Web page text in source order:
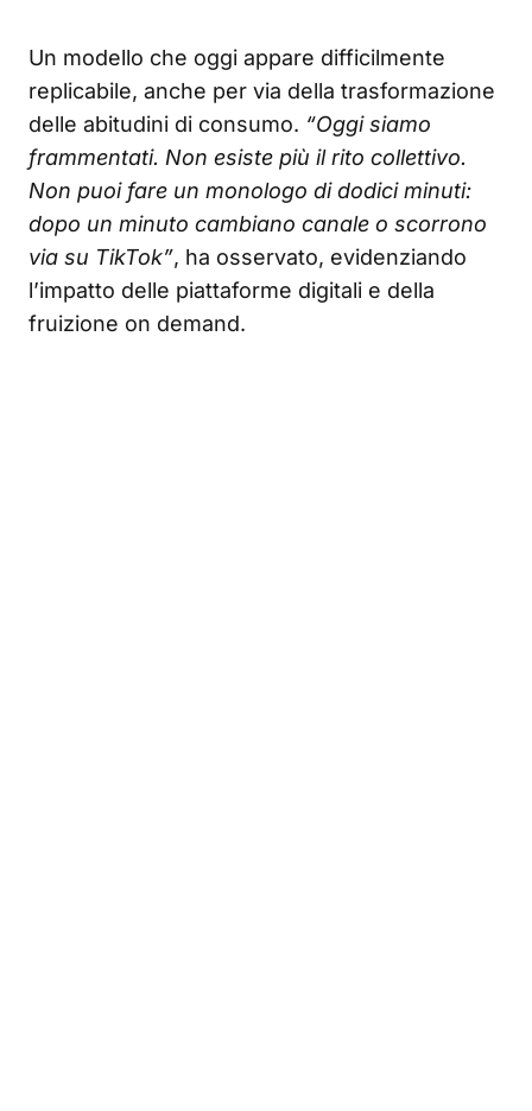
Un modello che oggi appare difficilmente
replicabile, anche per via della trasformazione
delle abitudini di consumo. “Oggi siamo
frammentati. Non esiste più il rito collettivo.
Non puoi fare un monologo di dodici minuti:
dopo un minuto cambiano canale o scorrono
via su TikTok”, ha osservato, evidenziando
l’impatto delle piattaforme digitali e della
fruizione on demand.